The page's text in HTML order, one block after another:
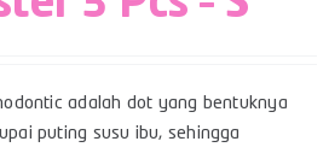
adalah dot yang bentuknya
puting susu ibu, sehingga